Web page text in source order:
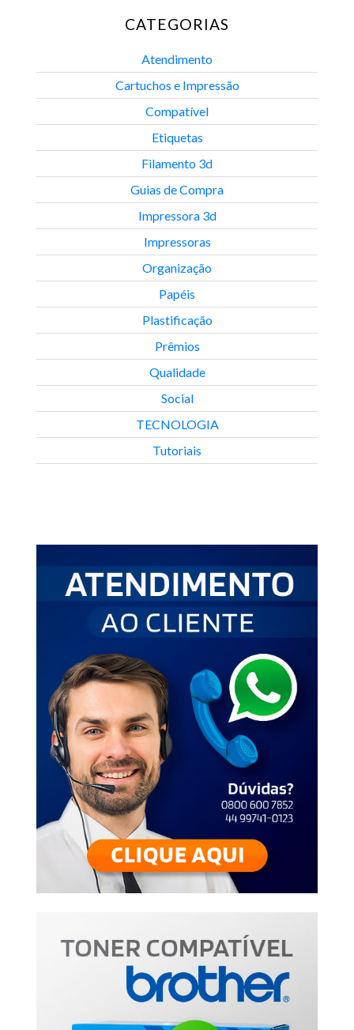
CATEGORIAS
Atendimento
Cartuchos e Impressão
Compatível
Etiquetas
Filamento 3d
Guias de Compra
Impressora 3d
Impressoras
Organização
Papéis
Plastificação
Prêmios
Qualidade
Social
TECNOLOGIA
Tutoriais